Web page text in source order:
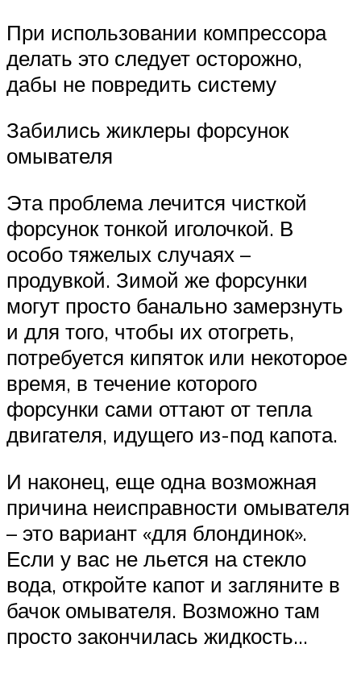
При использовании компрессора
делать это следует осторожно,
дабы не повредить систему
Забились жиклеры форсунок
омывателя
Эта проблема лечится чисткой
форсунок тонкой иголочкой. В
особо тяжелых случаях –
продувкой. Зимой же форсунки
могут просто банально замерзнуть
и для того, чтобы их отогреть,
потребуется кипяток или некоторое
время, в течение которого
форсунки сами оттают от тепла
двигателя, идущего из-под капота.
И наконец, еще одна возможная
причина неисправности омывателя
– это вариант «для блондинок».
Если у вас не льется на стекло
вода, откройте капот и загляните в
бачок омывателя. Возможно там
просто закончилась жидкость…